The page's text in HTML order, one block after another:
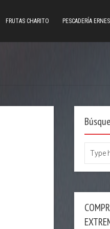
FRUTAS CHARITO PESCADERÍA